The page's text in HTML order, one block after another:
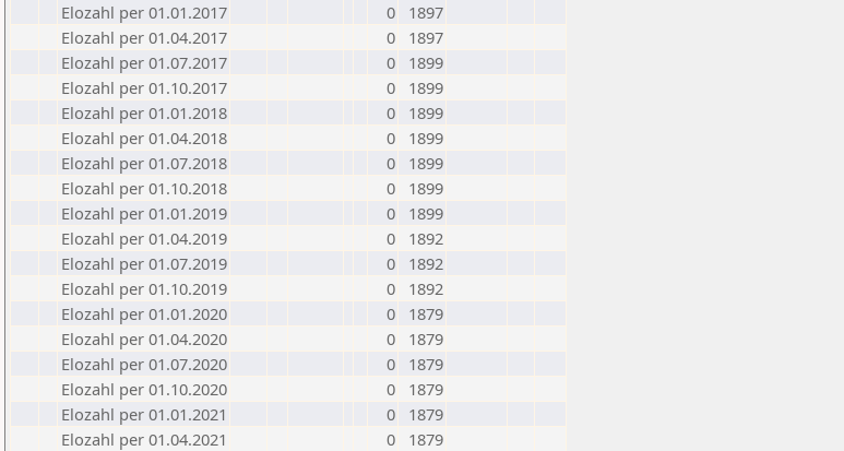
Elozahl per 01.01.2017
0
1897
Elozahl per 01.04.2017
0
1897
Elozahl per 01.07.2017
0
1899
Elozahl per 01.10.2017
0
1899
Elozahl per 01.01.2018
0
1899
Elozahl per 01.04.2018
0
1899
Elozahl per 01.07.2018
0
1899
Elozahl per 01.10.2018
0
1899
Elozahl per 01.01.2019
0
1899
Elozahl per 01.04.2019
0
1892
Elozahl per 01.07.2019
0
1892
Elozahl per 01.10.2019
0
1892
Elozahl per 01.01.2020
0
1879
Elozahl per 01.04.2020
0
1879
Elozahl per 01.07.2020
0
1879
Elozahl per 01.10.2020
0
1879
Elozahl per 01.01.2021
0
1879
Elozahl per 01.04.2021
0
1879